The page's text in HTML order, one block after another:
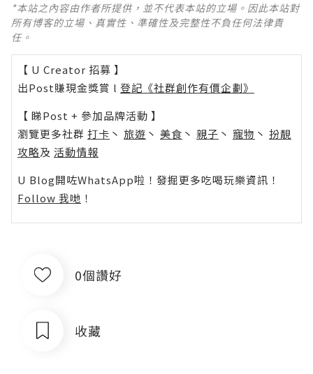
*本站之內容由作者所提供，並不代表本站的立場。因此本站對
所有博客的立場、真實性、準確性及完整性不負任何法律責
任。
【 U Creator 招募 】
出Post賺現金獎賞 l 登記《社群創作有價企劃》
【 睇Post + 參加品牌活動 】
瀏覽更多社群 打卡 丶 旅遊 丶 美食 丶 親子 丶 寵物 丶 扮靚
攻略及 活動情報
U Blog開咗WhatsApp啦！發掘更多吃喝玩樂資訊！
Follow 我哋 ！
0個讚好
收藏